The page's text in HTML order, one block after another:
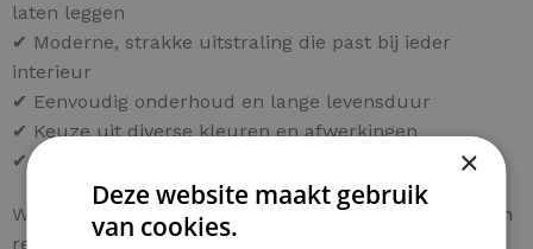
laten leggen
✔ Moderne, strakke uitstraling die past bij ieder
interieur
✔ Eenvoudig onderhoud en lange levensduur
✔ Keuze uit diverse kleuren en afwerkingen
✔ Persoonlijk advies voor uw project in Oppenhuizen
Wilt u ook een hoogwaardige gietvloer in Oppenhuizen
realiseren tegen een fractie van de normale kosten?
×
Deze website maakt gebruik
van cookies.